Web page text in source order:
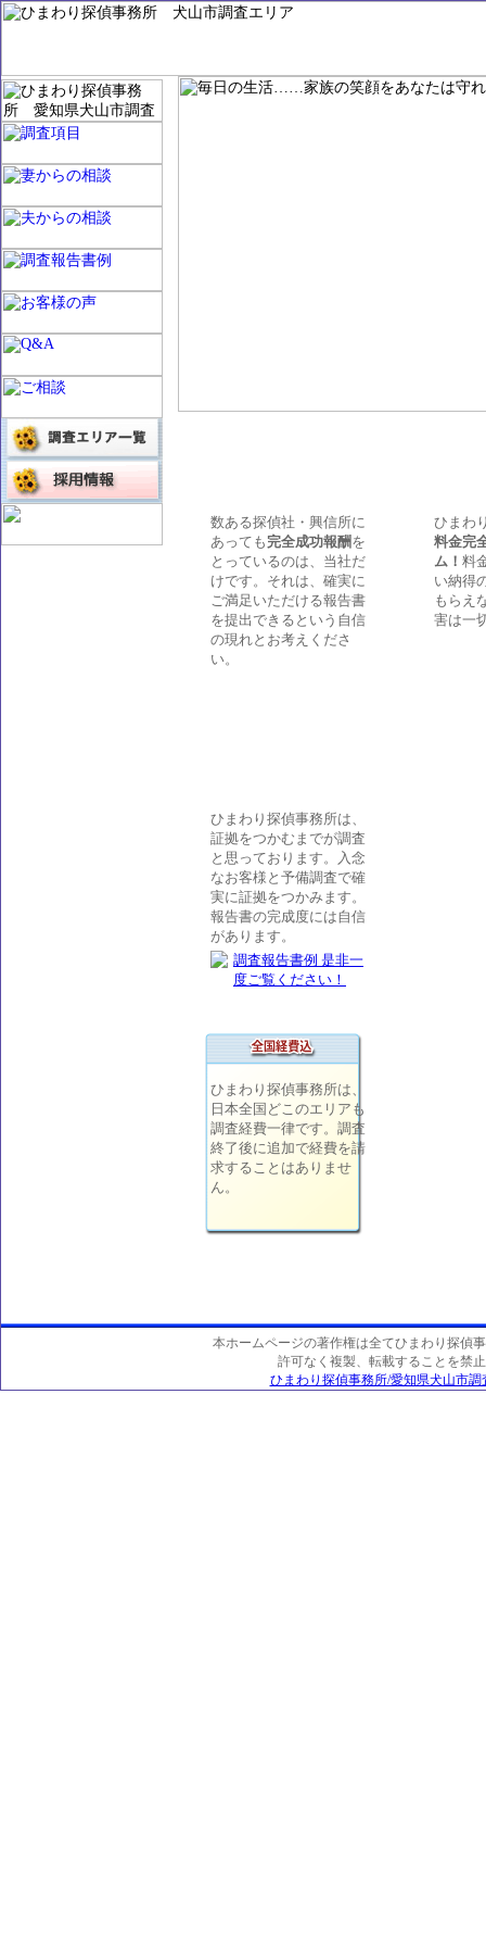
数ある探偵社・興信所に
あっても 完全成功報酬を
とっているのは、当社だ
けです。それは、確実に
ご満足いただける報告書
を提出できるという自信
の現れとお考えくださ
い。
ひまわ
料金完
ム！ 料
い納得
もらえ
害は一
ひまわり探偵事務所は、
証拠をつかむまでが調査
と思っております。入念
なお客様と予備調査で確
実に証拠をつかみます。
報告書の完成度には自信
があります。
ひまわり探偵事務所は、
日本全国どこのエリアも
調査経費一律です。調査
終了後に追加で経費を請
求することはありませ
ん。
本ホームページの著作権は全てひまわり探偵
許可なく複製、転載することを禁
ひまわり探偵事務所/愛知県犬山市調